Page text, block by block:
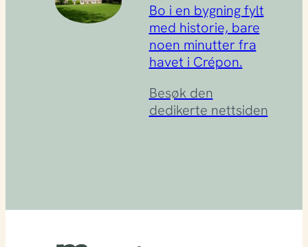
Bo i en bygning fylt
med historie, bare
noen minutter fra
havet i Crépon.
Besøk den
dedikerte nettsiden